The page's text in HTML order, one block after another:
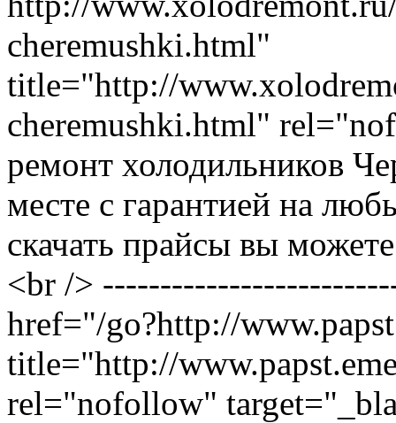
cheremushki.html"
title="http://
cheremushki.html"
ремонт холодильников
месте с гарантией на
скачать прайсы вы
<br />
href="/go?http://
title="http://
rel="nofollow"